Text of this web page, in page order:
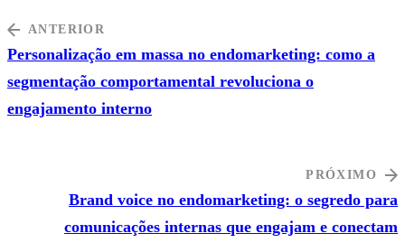
ANTERIOR
Personalização em massa no endomarketing: como a
segmentação comportamental revoluciona o
engajamento interno
PRÓXIMO
Brand voice no endomarketing: o segredo para
comunicações internas que engajam e conectam